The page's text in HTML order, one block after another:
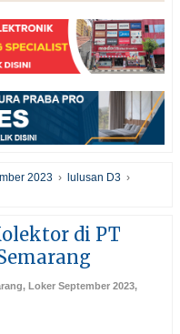
2023 › lulusan D3 ›
di PT
, Loker September 2023,